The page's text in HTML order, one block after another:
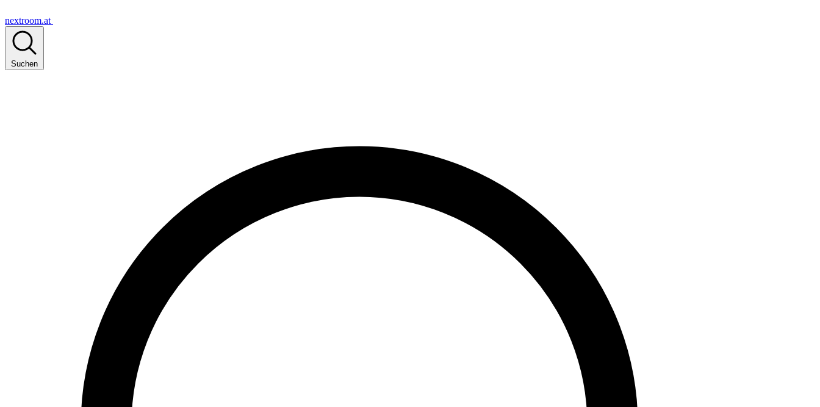
nextroom.at
Suchen